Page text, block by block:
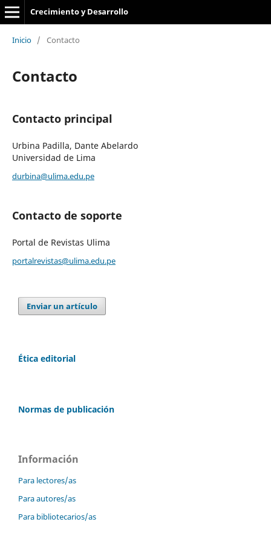
Crecimiento y Desarrollo
Inicio / Contacto
Contacto
Contacto principal
Urbina Padilla, Dante Abelardo
Universidad de Lima
durbina@ulima.edu.pe
Contacto de soporte
Portal de Revistas Ulima
portalrevistas@ulima.edu.pe
Enviar un artículo
Ética editorial
Normas de publicación
Información
Para lectores/as
Para autores/as
Para bibliotecarios/as